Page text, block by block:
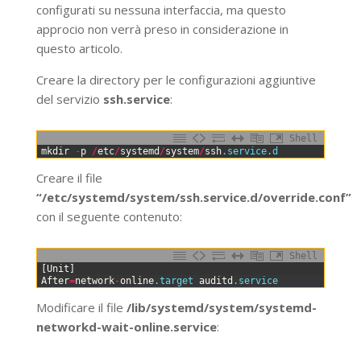
configurati su nessuna interfaccia, ma questo
approcio non verrà preso in considerazione in
questo articolo.
Creare la directory per le configurazioni aggiuntive
del servizio ssh.service:
Shell
mkdir -p /etc/systemd /system/ssh.service.d
Creare il file
“/etc/systemd/system/ssh.service.d/override.conf”
con il seguente contenuto:
Shell
Unit
After=network-online.target auditd .service
Modificare il file /lib/systemd/system/systemd-
networkd-wait-online.service: